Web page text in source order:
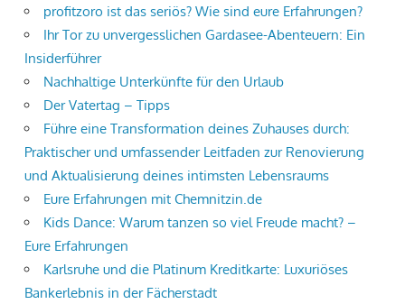
profitzoro ist das seriös? Wie sind eure Erfahrungen?
Ihr Tor zu unvergesslichen Gardasee-Abenteuern: Ein
Insiderführer
Nachhaltige Unterkünfte für den Urlaub
Der Vatertag – Tipps
Führe eine Transformation deines Zuhauses durch:
Praktischer und umfassender Leitfaden zur Renovierung
und Aktualisierung deines intimsten Lebensraums
Eure Erfahrungen mit Chemnitzin.de
Kids Dance: Warum tanzen so viel Freude macht? –
Eure Erfahrungen
Karlsruhe und die Platinum Kreditkarte: Luxuriöses
Bankerlebnis in der Fächerstadt